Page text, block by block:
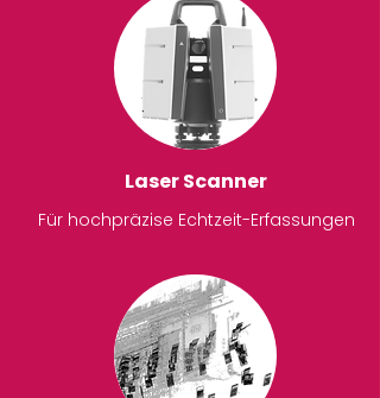
Laser Scanner
Für hochpräzise Echtzeit-Erfassungen